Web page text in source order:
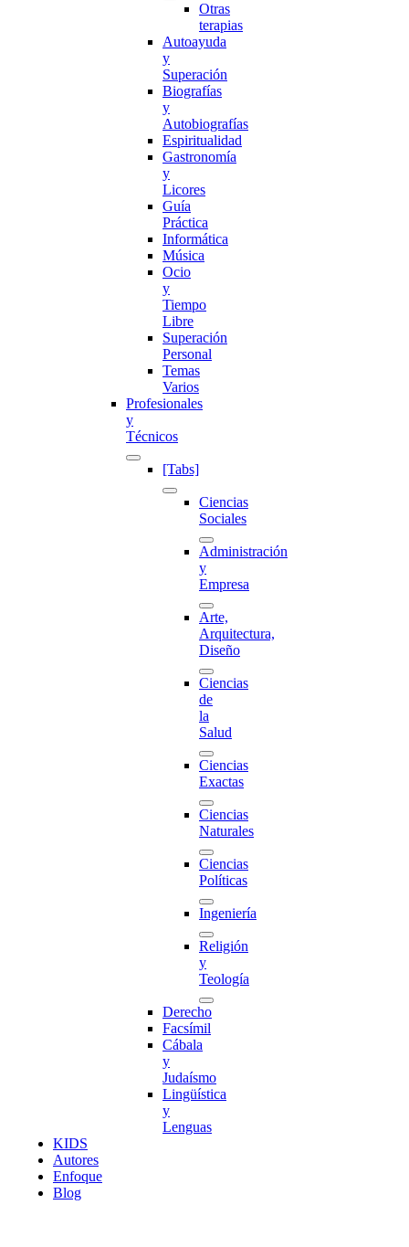
Otras
terapias
Autoayuda
y
Superación
Biografías
y
Autobiografías
Espiritualidad
Gastronomía
y
Licores
Guía
Práctica
Informática
Música
Ocio
y
Tiempo
Libre
Superación
Personal
Temas
Varios
Profesionales
y
Técnicos
[Tabs]
Ciencias
Sociales
Administración
y
Empresa
Arte,
Arquitectura,
Diseño
Ciencias
de
la
Salud
Ciencias
Exactas
Ciencias
Naturales
Ciencias
Políticas
Ingeniería
Religión
y
Teología
Derecho
Facsímil
Cábala
y
Judaísmo
Lingüística
y
Lenguas
KIDS
Autores
Enfoque
Blog